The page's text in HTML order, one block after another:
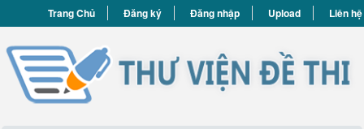
Trang Chủ Đăng ký Đăng nhập Upload Liên hệ